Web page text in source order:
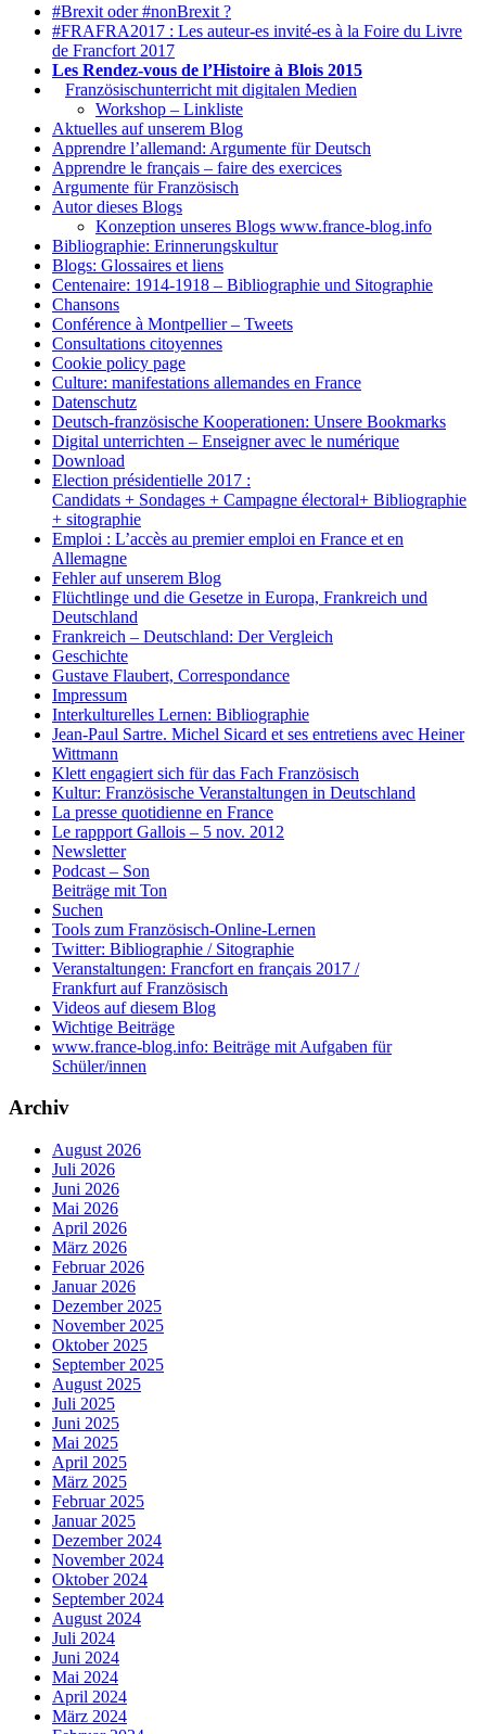
#Brexit oder #nonBrexit ?
#FRAFRA2017 : Les auteur-es invité-es à la Foire du Livre
de Francfort 2017
Les Rendez-vous de l’Histoire à Blois 2015
Französischunterricht mit digitalen Medien
Workshop – Linkliste
Aktuelles auf unserem Blog
Apprendre l’allemand: Argumente für Deutsch
Apprendre le français – faire des exercices
Argumente für Französisch
Autor dieses Blogs
Konzeption unseres Blogs www.france-blog.info
Bibliographie: Erinnerungskultur
Blogs: Glossaires et liens
Centenaire: 1914-1918 – Bibliographie und Sitographie
Chansons
Conférence à Montpellier – Tweets
Consultations citoyennes
Cookie policy page
Culture: manifestations allemandes en France
Datenschutz
Deutsch-französische Kooperationen: Unsere Bookmarks
Digital unterrichten – Enseigner avec le numérique
Download
Election présidentielle 2017 :
Candidats + Sondages + Campagne électoral+ Bibliographie
+ sitographie
Emploi : L’accès au premier emploi en France et en
Allemagne
Fehler auf unserem Blog
Flüchtlinge und die Gesetze in Europa, Frankreich und
Deutschland
Frankreich – Deutschland: Der Vergleich
Geschichte
Gustave Flaubert, Correspondance
Impressum
Interkulturelles Lernen: Bibliographie
Jean-Paul Sartre. Michel Sicard et ses entretiens avec Heiner
Wittmann
Klett engagiert sich für das Fach Französisch
Kultur: Französische Veranstaltungen in Deutschland
La presse quotidienne en France
Le rappport Gallois – 5 nov. 2012
Newsletter
Podcast – Son
Beiträge mit Ton
Suchen
Tools zum Französisch-Online-Lernen
Twitter: Bibliographie / Sitographie
Veranstaltungen: Francfort en français 2017 /
Frankfurt auf Französisch
Videos auf diesem Blog
Wichtige Beiträge
www.france-blog.info: Beiträge mit Aufgaben für
Schüler/innen
Archiv
August 2026
Juli 2026
Juni 2026
Mai 2026
April 2026
März 2026
Februar 2026
Januar 2026
Dezember 2025
November 2025
Oktober 2025
September 2025
August 2025
Juli 2025
Juni 2025
Mai 2025
April 2025
März 2025
Februar 2025
Januar 2025
Dezember 2024
November 2024
Oktober 2024
September 2024
August 2024
Juli 2024
Juni 2024
Mai 2024
April 2024
März 2024